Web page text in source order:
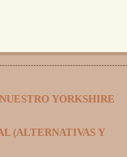
YORKSHIRE
(ALTERNATIVAS Y